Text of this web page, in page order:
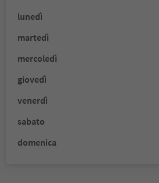
lunedì
martedì
mercoledì
giovedì
venerdì
sabato
domenica